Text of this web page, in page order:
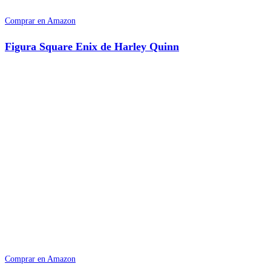
Comprar en Amazon
Figura Square Enix de Harley Quinn
Comprar en Amazon